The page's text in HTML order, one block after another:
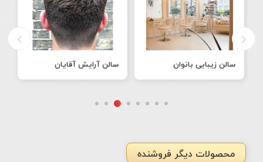
سالن زیبایی بانوان سالن آرایش آقایان
محصولات دیگر فروشنده